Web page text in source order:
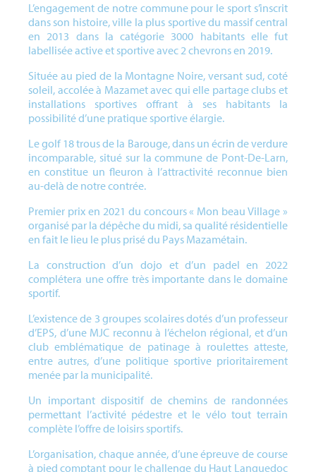
L’engagement de notre commune pour le sport s’inscrit
dans son histoire, ville la plus sportive du massif central
en 2013 dans la catégorie 3000 habitants elle fut
labellisée active et sportive avec 2 chevrons en 2019.
Située au pied de la Montagne Noire, versant sud, coté
soleil, accolée à Mazamet avec qui elle partage clubs et
installations sportives offrant à ses habitants la
possibilité d’une pratique sportive élargie.
Le golf 18 trous de la Barouge, dans un écrin de verdure
incomparable, situé sur la commune de Pont-De-Larn,
en constitue un fleuron à l’attractivité reconnue bien
au-delà de notre contrée.
Premier prix en 2021 du concours « Mon beau Village »
organisé par la dépêche du midi, sa qualité résidentielle
en fait le lieu le plus prisé du Pays Mazamétain.
La construction d’un dojo et d’un padel en 2022
complétera une offre très importante dans le domaine
sportif.
L’existence de 3 groupes scolaires dotés d’un professeur
d’EPS, d’une MJC reconnu à l’échelon régional, et d’un
club emblématique de patinage à roulettes atteste,
entre autres, d’une politique sportive prioritairement
menée par la municipalité.
Un important dispositif de chemins de randonnées
permettant l’activité pédestre et le vélo tout terrain
complète l’offre de loisirs sportifs.
L’organisation, chaque année, d’une épreuve de course
à pied comptant pour le challenge du Haut Languedoc